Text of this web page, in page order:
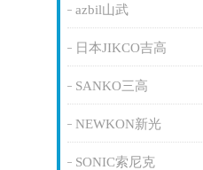
azbil山武
日本JIKCO吉高
SANKO三高
NEWKON新光
SONIC索尼克